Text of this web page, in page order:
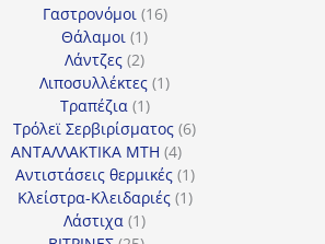
προϊόντα
Γαστρονόμοι 1616
Θάλαμοι 11
προϊόν
Λάντζες 22
προϊόντα
Λιποσυλλέκτες 11
Τραπέζια 11
προϊόν
Τρόλεϊ Σερβιρίσματος 66
ΑΝΤΑΛΛΑΚΤΙΚΑ MTH 44
προϊόντα
Αντιστάσεις θερμικές 11
προϊόν
Κλείστρα-Κλειδαριές 11
Λάστιχα 11